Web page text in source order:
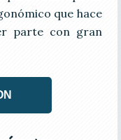
que hace
parte con gran